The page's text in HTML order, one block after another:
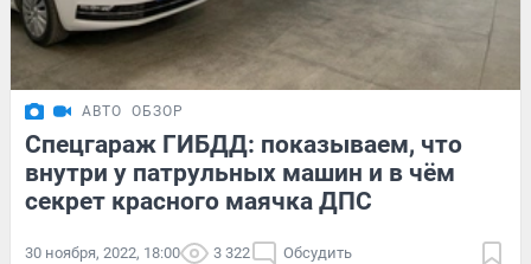
АВТО ОБЗОР
Спецгараж ГИБДД: показываем, что
внутри у патрульных машин и в чём
секрет красного маячка ДПС
30 ноября, 2022, 18:00 3 322 Обсудить